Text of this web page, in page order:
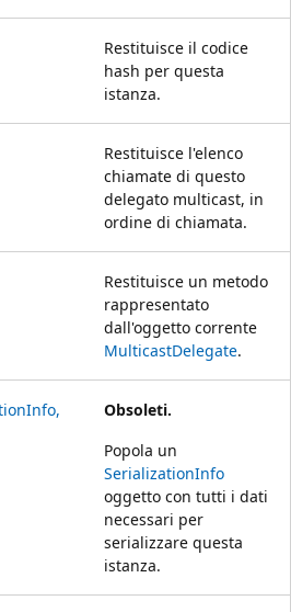
Restituisce il codice
hash per questa
istanza.
Restituisce l'elenco
chiamate di questo
delegato multicast, in
ordine di chiamata.
Restituisce un metodo
rappresentato
dall'oggetto corrente
MulticastDelegate.
Obsoleti.
Popola un
SerializationInfo
oggetto con tutti i dati
necessari per
serializzare questa
istanza.